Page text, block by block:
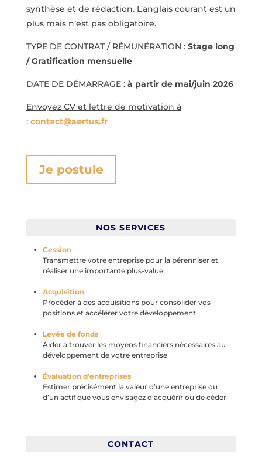
synthèse et de rédaction. L’anglais courant est un
plus mais n’est pas obligatoire.
TYPE DE CONTRAT / RÉMUNÉRATION : Stage long
/ Gratification mensuelle
DATE DE DÉMARRAGE : à partir de mai/juin 2026
Envoyez CV et lettre de motivation à
: contact@aertus.fr
Je postule
NOS SERVICES
Cession
Transmettre votre entreprise pour la pérenniser et
réaliser une importante plus-value
Acquisition
Procéder à des acquisitions pour consolider vos
positions et accélérer votre développement
Levée de fonds
Aider à trouver les moyens financiers nécessaires au
développement de votre entreprise
Évaluation d’entreprises
Estimer précisément la valeur d’une entreprise ou
d’un actif que vous envisagez d’acquérir ou de céder
CONTACT